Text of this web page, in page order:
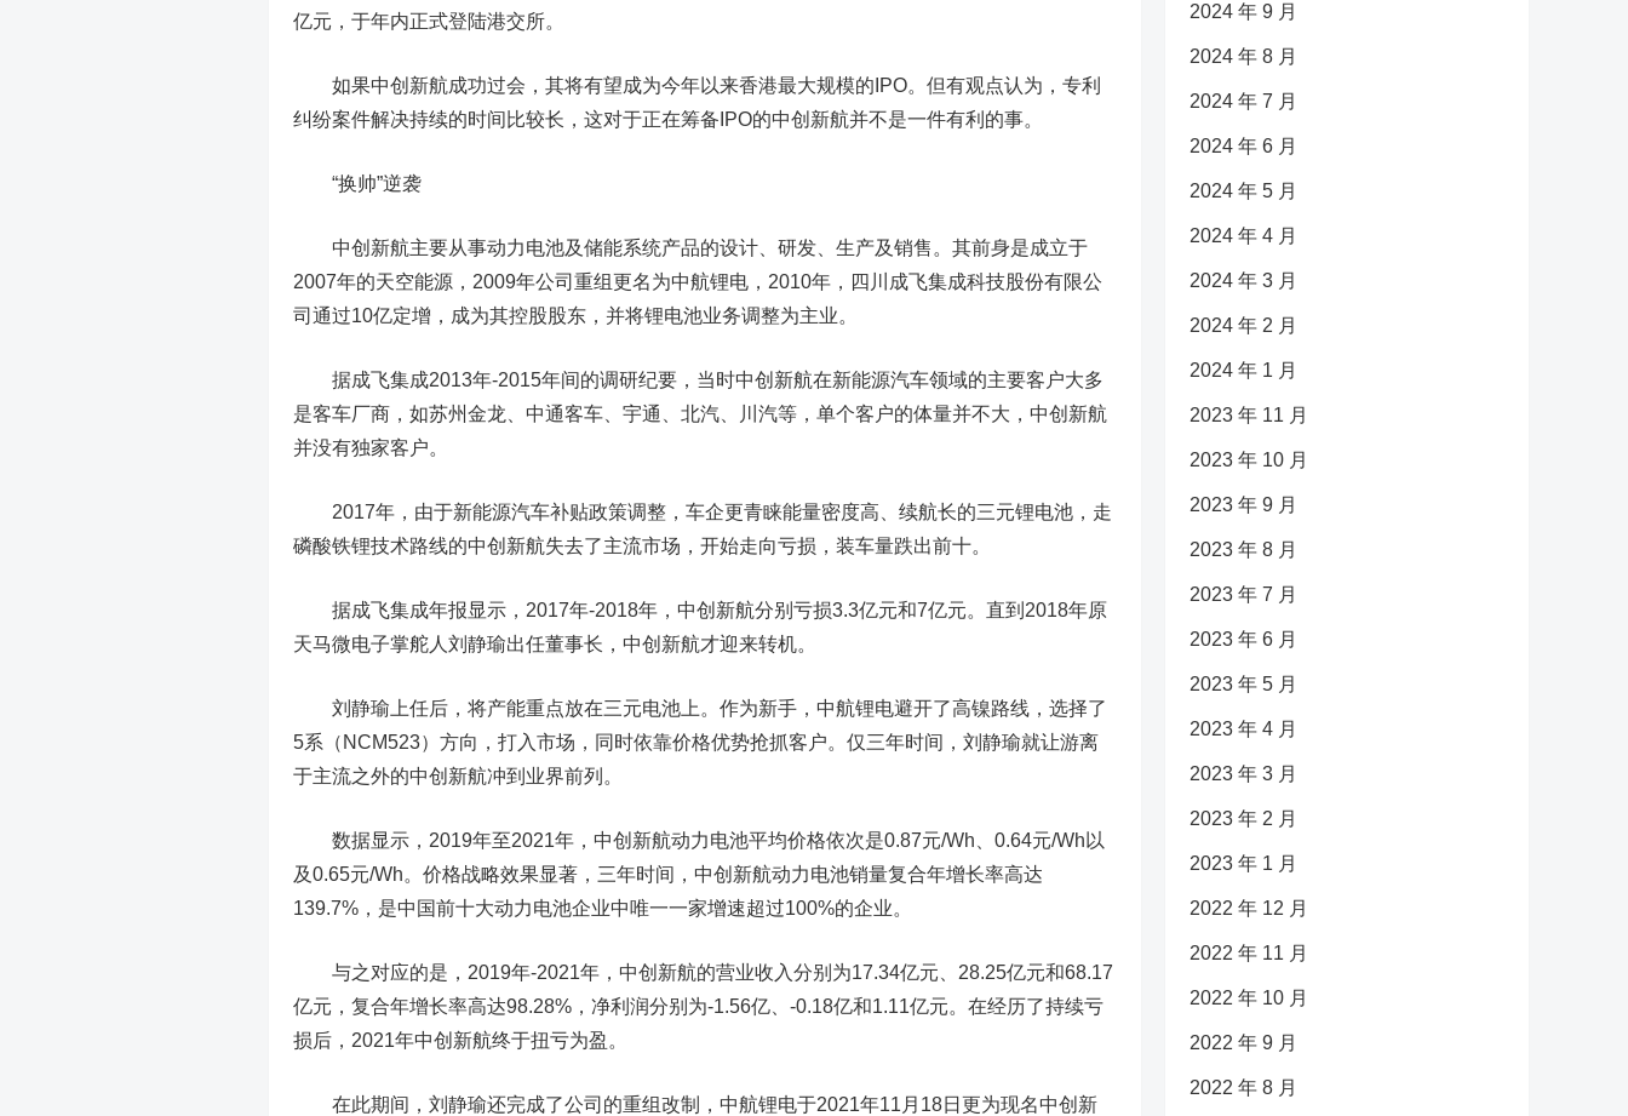
亿元，于年内正式登陆港交所。
如果中创新航成功过会，其将有望成为今年以来香港最大规模的IPO。但有观点认为，专利
纠纷案件解决持续的时间比较长，这对于正在筹备IPO的中创新航并不是一件有利的事。
“换帅”逆袭
中创新航主要从事动力电池及储能系统产品的设计、研发、生产及销售。其前身是成立于
2007年的天空能源，2009年公司重组更名为中航锂电，2010年，四川
成飞集成科技股份有限公
司通过10亿定增，成为其控股股东，并将锂电池业务调整为主业。
据成飞集成2013年-2015年间的调研纪要，当时中创新航在新能源汽车领域的主要客户大多
是客车厂商，如苏州金龙、 中通客车 、宇通、北汽、川汽等，单个客户的体量并不大，中创新航
并没有独家客户。
2017年，由于新能源汽车补贴政策调整，车企更青睐能量密度高、续航长的三元锂电池，走
磷酸铁锂技术路线的中创新航失去了主流市场，开始走向亏损，装车量跌出前十。
据成飞集成年报显示，2017年-2018年，中创新航分别亏损3.3亿元和7亿元。 直到2018年原
天马微电子掌舵人刘静瑜出任董事长，中创新航才迎来转机。
刘静瑜上任后，将产能重点放在三元电池上。作为新手，中航锂电避开了高镍路线，选择了
5系（NCM523）方向，打入市场，同时依靠价格优势抢抓客户。仅三年时间，刘静瑜就让游离
于主流之外的中创新航冲到业界前列。
数据显示，2019年至2021年，中创新航动力电池平均价格依次是0.87元/Wh、0.64元/Wh以
及0.65元/Wh。价格战略效果显著，三年时间，中创新航动力电池销量复合年增长率高达
139.7%，是中国前十大动力电池企业中唯一一家增速超过100%的企业。
与之对应的是，2019年-2021年，中创新航的营业收入分别为17.34亿元、28.25亿元和68.17
亿元，复合年增长率高达98.28%，净利润分别为-1.56亿、-0.18亿和1.11亿元。在经历了持续亏
损后，2021年中创新航终于扭亏为盈。
在此期间，刘静瑜还完成了公司的重组改制，中航锂电于2021年11月18日更为现名中创新
2024 年 9 月
2024 年 8 月
2024 年 7 月
2024 年 6 月
2024 年 5 月
2024 年 4 月
2024 年 3 月
2024 年 2 月
2024 年 1 月
2023 年 11 月
2023 年 10 月
2023 年 9 月
2023 年 8 月
2023 年 7 月
2023 年 6 月
2023 年 5 月
2023 年 4 月
2023 年 3 月
2023 年 2 月
2023 年 1 月
2022 年 12 月
2022 年 11 月
2022 年 10 月
2022 年 9 月
2022 年 8 月